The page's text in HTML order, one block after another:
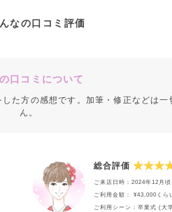
なの口コミ評価
口コミについて
た方の感想です。加筆・修正などは一
ん。
総合評価
ご来店日時：2024年12月頃
ご利用金額： ¥43,000くら
ご利用シーン：卒業式 (大